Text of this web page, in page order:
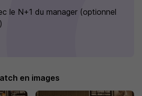
le N+1 du manager (optionnel
en images